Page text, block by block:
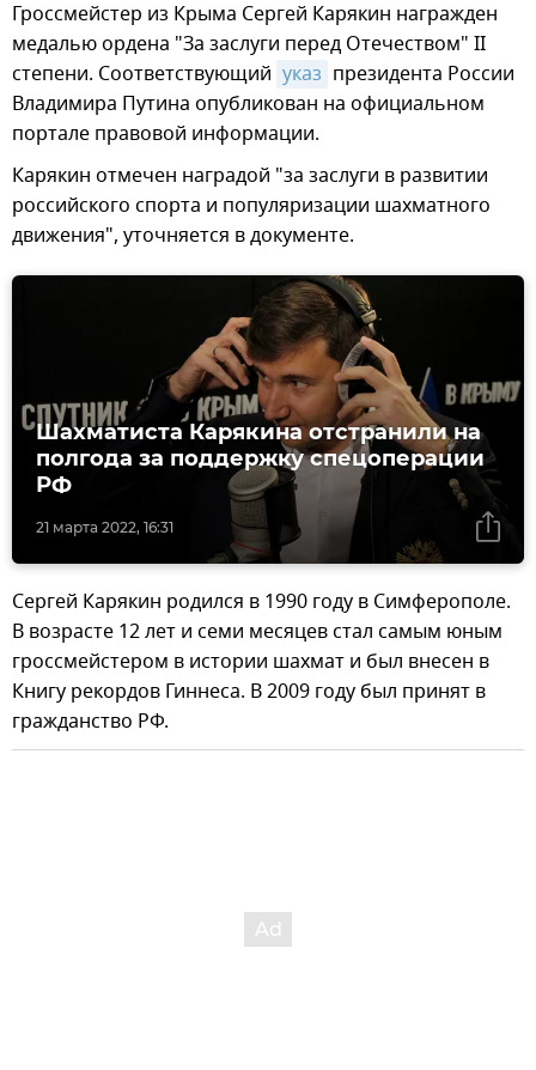
Гроссмейстер из Крыма Сергей Карякин награжден
медалью ордена "За заслуги перед Отечеством" II
степени. Соответствующий указ президента России
Владимира Путина опубликован на официальном
портале правовой информации.
Карякин отмечен наградой "за заслуги в развитии
российского спорта и популяризации шахматного
движения", уточняется в документе.
21 марта 2022, 16:31
Шахматиста Карякина отстранили на
полгода за поддержку спецоперации
РФ
Сергей Карякин родился в 1990 году в Симферополе.
В возрасте 12 лет и семи месяцев стал самым юным
гроссмейстером в истории шахмат и был внесен в
Книгу рекордов Гиннеса. В 2009 году был принят в
гражданство РФ.